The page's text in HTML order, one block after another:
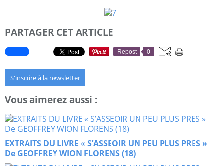
PARTAGER CET ARTICLE
Repost 0
S'inscrire à la newsletter
Vous aimerez aussi :
EXTRAITS DU LIVRE « S’ASSEOIR UN PEU PLUS PRES »
De GEOFFREY WION FLORENS (18)